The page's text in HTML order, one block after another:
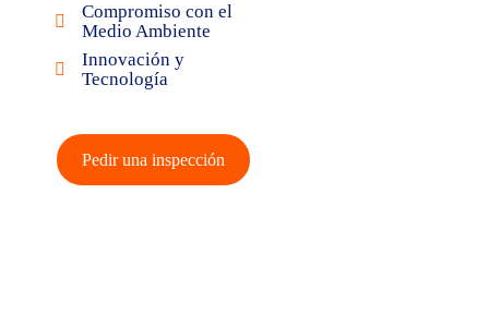
Compromiso con el
Medio Ambiente
Innovación y
Tecnología
Pedir una inspección